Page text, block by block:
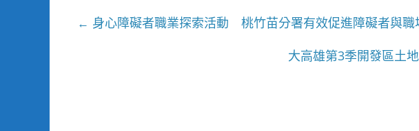
← 身心障礙者職業探索活動 桃竹苗分署有效促進障礙者與職
大高雄第3季開發區土